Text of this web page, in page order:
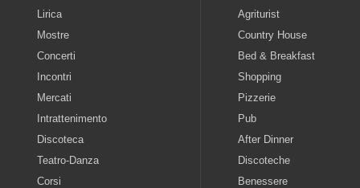
Lirica
Mostre
Concerti
Incontri
Mercati
Intrattenimento
Discoteca
Teatro-Danza
Corsi
Agriturist
Country House
Bed & Breakfast
Shopping
Pizzerie
Pub
After Dinner
Discoteche
Benessere